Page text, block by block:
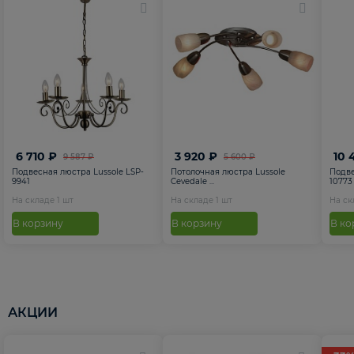
9 587 ₽
6 710 ₽
Подвесная люстра Lussole LSP-
9941
На складе 1 шт
В корзину
5 600 ₽
3 920 ₽
Потолочная люстра Lussole
Cevedale ...
На складе 1 шт
В корзину
10
10773
На
В
АКЦИИ